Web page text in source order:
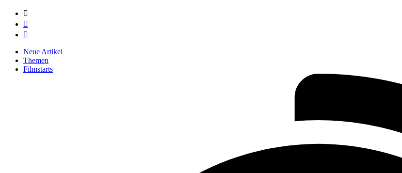



Neue Artikel
Themen
Filmstarts